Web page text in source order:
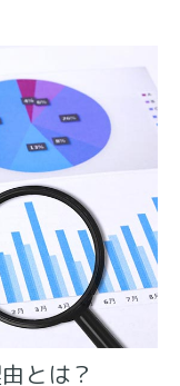
とは？